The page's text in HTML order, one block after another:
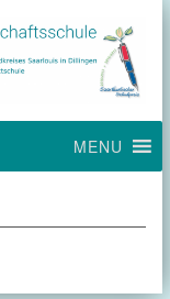
MENU